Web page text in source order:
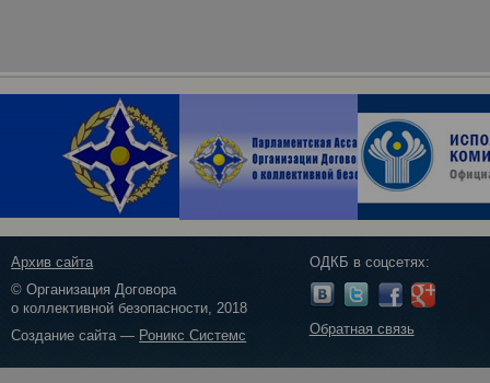
Архив сайта
© Организация Договора
о коллективной безопасности, 2018
Создание сайта — Роникс Системс
ОДКБ в соцсетях:
Обратная связь